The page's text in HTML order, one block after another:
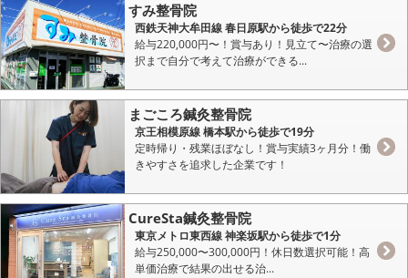
すみ整骨院
西鉄天神大牟田線 春日原駅から徒歩で22分
給与220,000円〜！賞与あり！見立て〜治療の選
択まで自分で考えて治療ができる...
まごころ鍼灸整骨院
京王相模原線 橋本駅から徒歩で19分
定時帰り・残業ほぼなし！賞与実績3ヶ月分！働
きやすさを追求した企業です！
CureSta鍼灸整骨院
東京メトロ東西線 神楽坂駅から徒歩で1分
給与250,000〜300,000円！休日数選択可能！高
単価治療で結果の出せる治...